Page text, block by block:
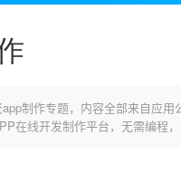
制作专题，内容全部来自应用
在线开发制作平台，无需编程